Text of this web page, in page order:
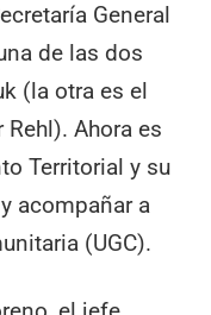
General
de las dos
(la otra es el
Ahora es
Territorial y su
acompañar a
(UGC).